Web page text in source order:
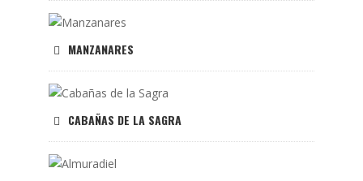
MANZANARES
CABAÑAS DE LA SAGRA